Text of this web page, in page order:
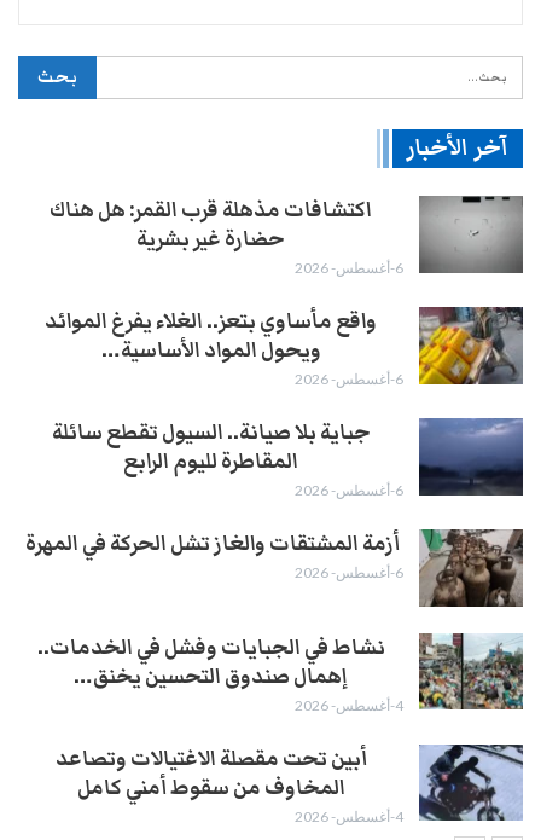
آخر الأخبار
اكتشافات مذهلة قرب القمر: هل هناك
حضارة غير بشرية
6-أغسطس- 2026
واقع مأساوي بتعز.. الغلاء يفرغ الموائد
ويحول المواد الأساسية…
6-أغسطس- 2026
جباية بلا صيانة.. السيول تقطع سائلة
المقاطرة لليوم الرابع
6-أغسطس- 2026
أزمة المشتقات والغاز تشل الحركة في المهرة ​
6-أغسطس- 2026
نشاط في الجبايات وفشل في الخدمات..
إهمال صندوق التحسين يخنق…
4-أغسطس- 2026
أبين تحت مقصلة الاغتيالات وتصاعد
المخاوف من سقوط أمني كامل
4-أغسطس- 2026